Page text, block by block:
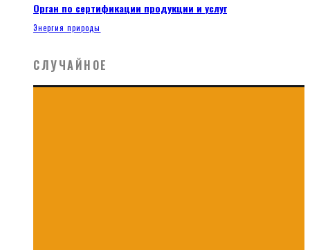
Орган по сертификации продукции и услуг
Энергия природы
СЛУЧАЙНОЕ